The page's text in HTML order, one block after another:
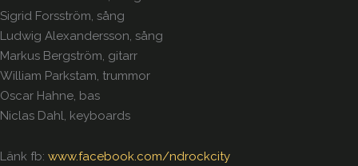
Sigrid Forsström, sång
Ludwig Alexandersson, sång
Markus Bergström, gitarr
William Parkstam, trummor
Oscar Hahne, bas
Niclas Dahl, keyboards
Länk fb: www.facebook.com/ndrockcity